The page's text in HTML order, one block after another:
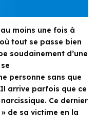
moins une fois à
tout se passe bien
soudainement d’une
personne sans que
arrive parfois que ce
Ce dernier
de sa victime en la